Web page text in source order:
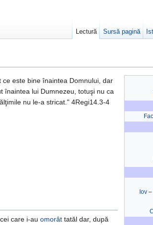
Iov –
este bine înaintea Domnului, dar
înaintea lui Dumnezeu, totuşi nu ca
nu le-a stricat." 4Regi14.3-4
care i-au omorât tatăl dar, după
Lectură Sursă pagină